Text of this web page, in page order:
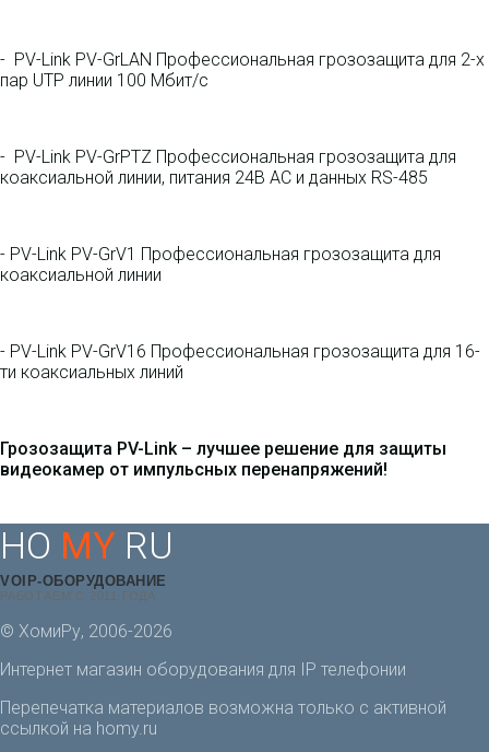
- PV-Link PV-GrLAN Профессиональная грозозащита для 2-х
пар UTP линии 100 Мбит/c
- PV-Link PV-GrPTZ Профессиональная грозозащита для
коаксиальной линии, питания 24В АC и данных RS-485
- PV-Link PV-GrV1 Профессиональная грозозащита для
коаксиальной линии
- PV-Link PV-GrV16 Профессиональная грозозащита для 16-
ти коаксиальных линий
Грозозащита PV-Link – лучшее решение для защиты
видеокамер от импульсных перенапряжений!
HO MY RU
VOIP-ОБОРУДОВАНИЕ
РАБОТАЕМ С 2011 ГОДА
© ХомиРу, 2006-2026
Интернет магазин оборудования для IP телефонии
Перепечатка материалов возможна только с активной
ссылкой на homy.ru